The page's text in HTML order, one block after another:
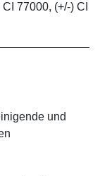
77000, (+/-) CI
und